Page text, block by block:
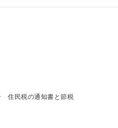
住民税の通知書と節税